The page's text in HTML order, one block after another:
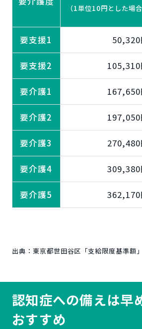
（1単位10円とした場合
要支援1 50,320
要支援2 105,310
要介護1 167,650
要介護2 197,050
要介護3 270,480
要介護4 309,380
要介護5 362,170
出典：東京都世田谷区「支給限度基準額
認知症への備えは早
おすすめ